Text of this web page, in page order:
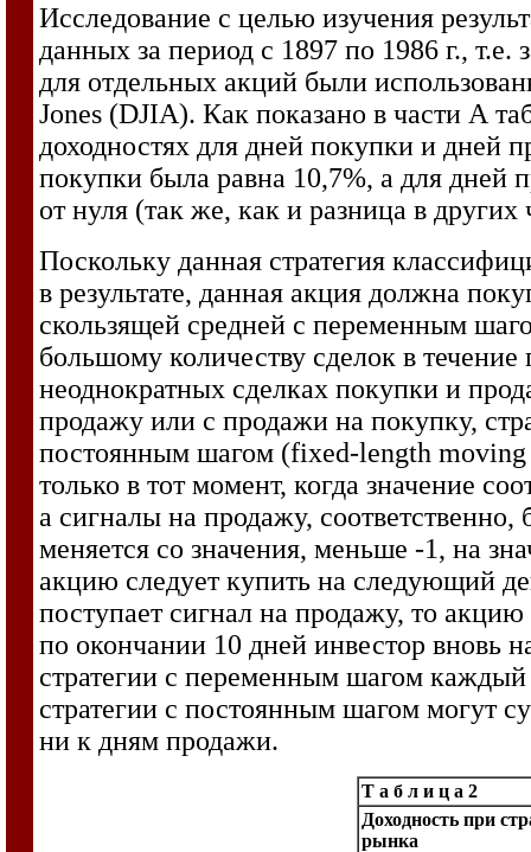
Исследование с целью изучения
данных за период с 1897 по 1986 г.,
для отдельных акций были
Jones (DJIA). Как показано в части А
доходностях для дней покупки и дней
покупки была равна 10,7%, а для дней
от нуля (так же, как и разница в других
Поскольку данная стратегия
в результате, данная акция должна
скользящей средней с переменным
большому количеству сделок в
неоднократных сделках покупки и
продажу или с продажи на покупку,
постоянным шагом (fixed-length moving
только в тот момент, когда значение
а сигналы на продажу, соответственно,
меняется со значения, меньше -1, на
акцию следует купить на следующий
поступает сигнал на продажу, то
по окончании 10 дней инвестор вновь
стратегии с переменным шагом
стратегии с постоянным шагом могут
ни к дням продажи.
Т а б л и ц а 2
Доходность при
рынка